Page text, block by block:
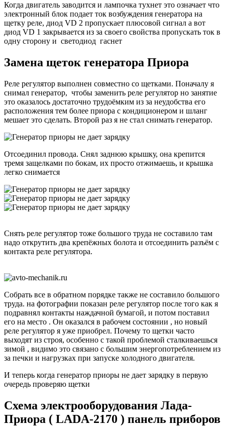
Когда двигатель заводится и лампочка тухнет это означает что
электронный блок подает ток возбуждения генератора на
щетку реле, диод VD 2 пропускает плюсовой сигнал а вот
диод VD 1 закрывается из за своего свойства пропускать ток в
одну сторону и светодиод гаснет
Замена щеток генератора Приора
Реле регулятор выполнен совместно со щетками. Поначалу я
снимал генератор, чтобы заменить реле регулятор но занятие
это оказалось достаточно трудоёмким из за неудобства его
расположения тем более приора с кондиционером и шланг
мешает это сделать. Второй раз я не стал снимать генератор.
Отсоединил провода. Снял заднюю крышку, она крепится
тремя защелками по бокам, их просто отжимаешь, и крышка
легко снимается
Снять реле регулятор тоже большого труда не составило там
надо открутить два крепёжных болота и отсоединить разъём с
контакта реле регулятора.
Собрать все в обратном порядке также не составило большого
труда. на фотографии показан реле регулятор после того как я
подравнял контакты наждачной бумагой, и потом поставил
его на место . Он оказался в рабочем состоянии , но новый
реле регулятор я уже приобрел. Почему то щетки часто
выходят из строя, особенно с такой проблемой сталкиваешься
зимой , видимо это связано с большим энергопотреблением из
за печки и нагрузках при запуске холодного двигателя.
И теперь когда генератор приоры не дает зарядку в первую
очередь проверяю щетки
Схема электрооборудования Лада-
Приора ( LADA-2170 ) панель приборов